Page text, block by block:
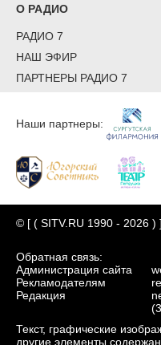
О РАДИО
РАДИО 7
НАШ ЭФИР
ПАРТНЕРЫ РАДИО 7
Наши партнеры:
© [ ( SITV.RU 1990 - 2026 ) ]
Обратная связь:
Администрация сайта
Рекламодателям
Редакция
Текст, графические
другие элементы